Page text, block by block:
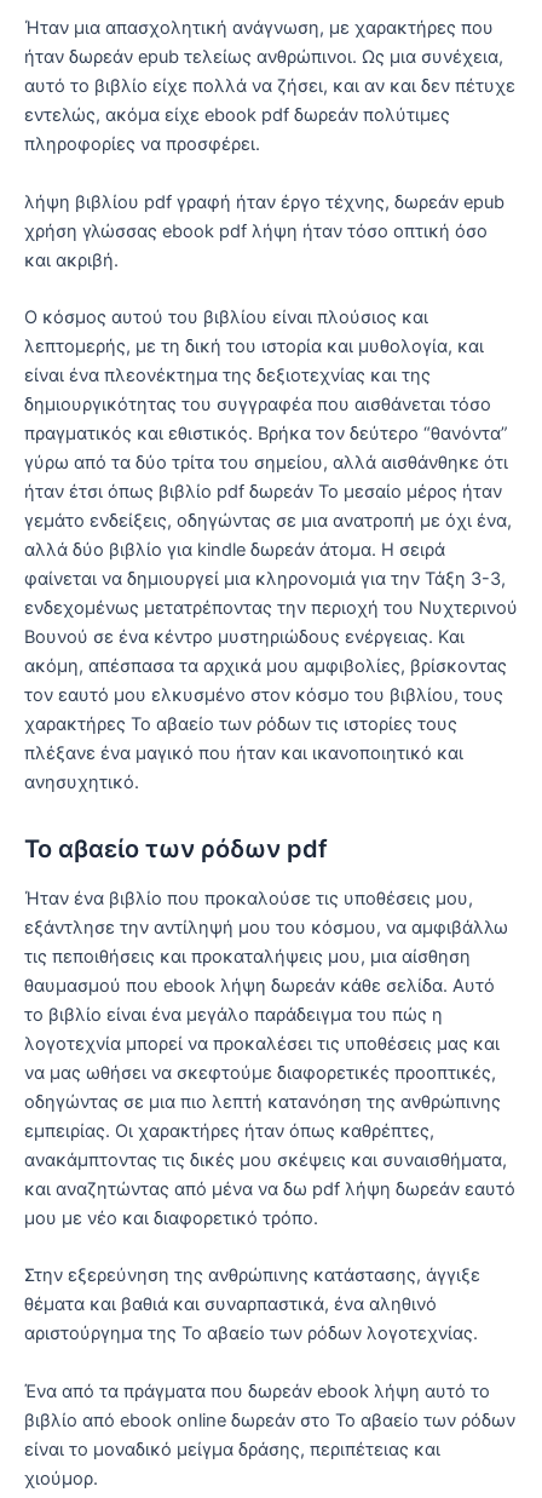
Ήταν μια απασχολητική ανάγνωση, με χαρακτήρες που
ήταν δωρεάν epub τελείως ανθρώπινοι. Ως μια συνέχεια,
αυτό το βιβλίο είχε πολλά να ζήσει, και αν και δεν πέτυχε
εντελώς, ακόμα είχε ebook pdf δωρεάν πολύτιμες
πληροφορίες να προσφέρει.
λήψη βιβλίου pdf γραφή ήταν έργο τέχνης, δωρεάν epub
χρήση γλώσσας ebook pdf λήψη ήταν τόσο οπτική όσο
και ακριβή.
Ο κόσμος αυτού του βιβλίου είναι πλούσιος και
λεπτομερής, με τη δική του ιστορία και μυθολογία, και
είναι ένα πλεονέκτημα της δεξιοτεχνίας και της
δημιουργικότητας του συγγραφέα που αισθάνεται τόσο
πραγματικός και εθιστικός. Βρήκα τον δεύτερο “θανόντα”
γύρω από τα δύο τρίτα του σημείου, αλλά αισθάνθηκε ότι
ήταν έτσι όπως βιβλίο pdf δωρεάν Το μεσαίο μέρος ήταν
γεμάτο ενδείξεις, οδηγώντας σε μια ανατροπή με όχι ένα,
αλλά δύο βιβλίο για kindle δωρεάν άτομα. Η σειρά
φαίνεται να δημιουργεί μια κληρονομιά για την Τάξη 3-3,
ενδεχομένως μετατρέποντας την περιοχή του Νυχτερινού
Βουνού σε ένα κέντρο μυστηριώδους ενέργειας. Και
ακόμη, απέσπασα τα αρχικά μου αμφιβολίες, βρίσκοντας
τον εαυτό μου ελκυσμένο στον κόσμο του βιβλίου, τους
χαρακτήρες Το αβαείο των ρόδων τις ιστορίες τους
πλέξανε ένα μαγικό που ήταν και ικανοποιητικό και
ανησυχητικό.
Το αβαείο των ρόδων pdf
Ήταν ένα βιβλίο που προκαλούσε τις υποθέσεις μου,
εξάντλησε την αντίληψή μου του κόσμου, να αμφιβάλλω
τις πεποιθήσεις και προκαταλήψεις μου, μια αίσθηση
θαυμασμού που ebook λήψη δωρεάν κάθε σελίδα. Αυτό
το βιβλίο είναι ένα μεγάλο παράδειγμα του πώς η
λογοτεχνία μπορεί να προκαλέσει τις υποθέσεις μας και
να μας ωθήσει να σκεφτούμε διαφορετικές προοπτικές,
οδηγώντας σε μια πιο λεπτή κατανόηση της ανθρώπινης
εμπειρίας. Οι χαρακτήρες ήταν όπως καθρέπτες,
ανακάμπτοντας τις δικές μου σκέψεις και συναισθήματα,
και αναζητώντας από μένα να δω pdf λήψη δωρεάν εαυτό
μου με νέο και διαφορετικό τρόπο.
Στην εξερεύνηση της ανθρώπινης κατάστασης, άγγιξε
θέματα και βαθιά και συναρπαστικά, ένα αληθινό
αριστούργημα της Το αβαείο των ρόδων λογοτεχνίας.
Ένα από τα πράγματα που δωρεάν ebook λήψη αυτό το
βιβλίο από ebook online δωρεάν στο Το αβαείο των ρόδων
είναι το μοναδικό μείγμα δράσης, περιπέτειας και
χιούμορ.